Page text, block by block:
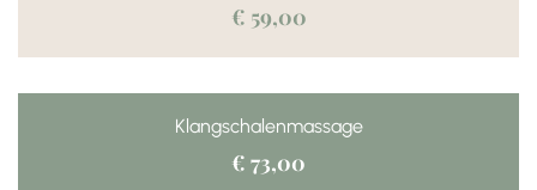
€ 59,00
Klangschalenmassage
€ 73,00